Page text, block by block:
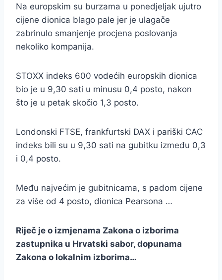
Na europskim su burzama u ponedjeljak ujutro
cijene dionica blago pale jer je ulagače
zabrinulo smanjenje procjena poslovanja
nekoliko kompanija.
STOXX indeks 600 vodećih europskih dionica
bio je u 9,30 sati u minusu 0,4 posto, nakon
što je u petak skočio 1,3 posto.
Londonski FTSE, frankfurtski DAX i pariški CAC
indeks bili su u 9,30 sati na gubitku između 0,3
i 0,4 posto.
Među najvećim je gubitnicama, s padom cijene
za više od 4 posto, dionica Pearsona …
Riječ je o izmjenama Zakona o izborima
zastupnika u Hrvatski sabor, dopunama
Zakona o lokalnim izborima…